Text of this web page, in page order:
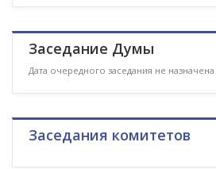
Заседание Думы
Дата очередного заседания не назначена
Заседания комитетов